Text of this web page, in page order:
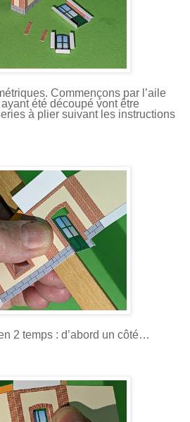
Commençons par l’aile
été découpé vont être
à plier suivant les instructions
2 temps : d’abord un côté…